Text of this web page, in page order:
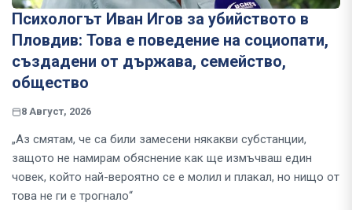
Психологът Иван Игов за убийството в
Пловдив: Това е поведение на социопати,
създадени от държава, семейство,
общество
8 Август, 2026
„Аз смятам, че са били замесени някакви субстанции,
защото не намирам обяснение как ще измъчваш един
човек, който най-вероятно се е молил и плакал, но нищо от
това не ги е трогнало“